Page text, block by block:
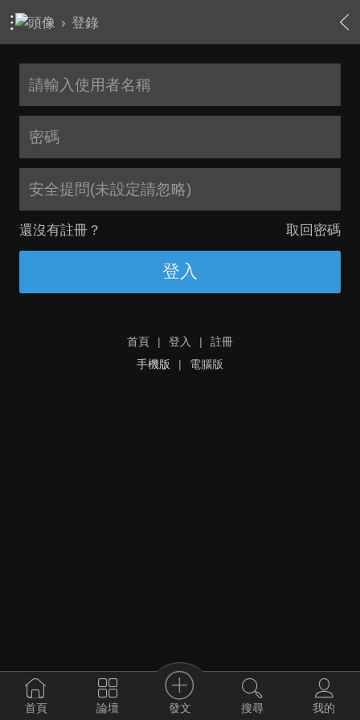
› 登錄
安全提問(未設定請忽略)
還沒有註冊？ 取回密碼
登入
首頁 | 登入 |
註冊
手機版
| 電腦版
首頁 論壇 發文 搜尋 我的